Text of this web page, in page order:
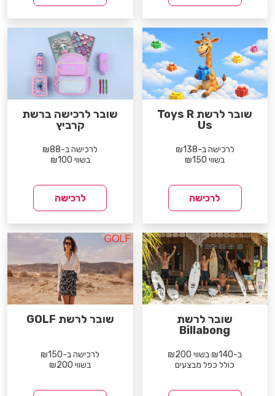
שובר לרשת Toys R
Us
לרכישה ב-₪138
בשווי ₪150
לרכישה
שובר לרכישה ברשת
קרביץ
לרכישה ב-₪88
בשווי ₪100
לרכישה
שובר לרשת
Billabong
ב-₪140 בשווי ₪200
כולל כפל מבצעים
שובר לרשת GOLF
לרכישה ב-₪150
בשווי ₪200